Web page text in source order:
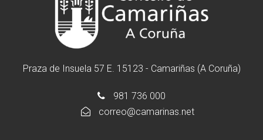
Praza de Insuela 57 E. 15123 - Camariñas (A Coruña)
981 736 000
correo@camarinas.net